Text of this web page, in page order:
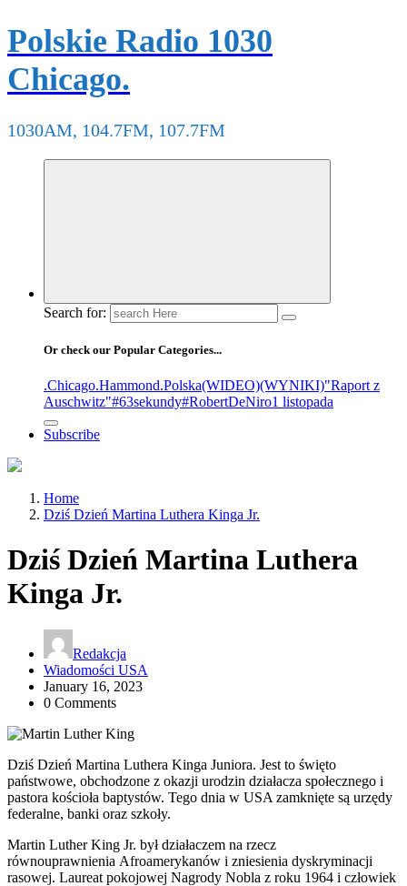
Polskie Radio 1030
Chicago.
1030AM, 104.7FM, 107.7FM
Search for:
Or check our Popular Categories...
.Chicago.Hammond.Polska(WIDEO)(WYNIKI)"Raport z
Auschwitz"#63sekundy#RobertDeNiro1 listopada
Subscribe
Home
Dziś Dzień Martina Luthera Kinga Jr.
Dziś Dzień Martina Luthera
Kinga Jr.
Redakcja
Wiadomości USA
January 16, 2023
0 Comments
Dziś Dzień Martina Luthera Kinga Juniora. Jest to święto
państwowe, obchodzone z okazji urodzin działacza społecznego i
pastora kościoła baptystów. Tego dnia w USA zamknięte są urzędy
federalne, banki oraz szkoły.
Martin Luther King Jr. był działaczem na rzecz
równouprawnienia Afroamerykanów i zniesienia dyskryminacji
rasowej. Laureat pokojowej Nagrody Nobla z roku 1964 i człowiek